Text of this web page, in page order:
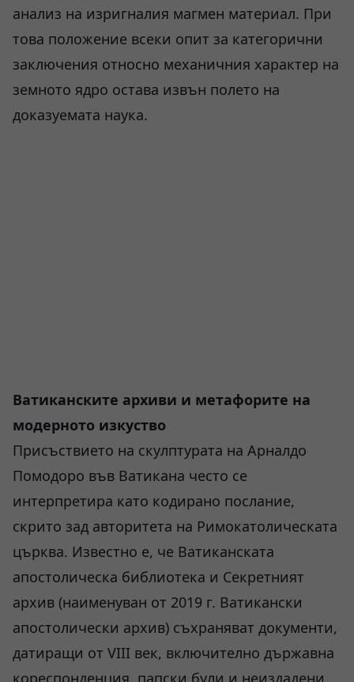
анализ на изригналия магмен материал. При
това положение всеки опит за категорични
заключения относно механичния характер на
земното ядро остава извън полето на
доказуемата наука.
Ватиканските архиви и метафорите на
модерното изкуство
Присъствието на скулптурата на Арналдо
Помодоро във Ватикана често се
интерпретира като кодирано послание,
скрито зад авторитета на Римокатолическата
църква. Известно е, че Ватиканската
апостолическа библиотека и Секретният
архив (наименуван от 2019 г. Ватикански
апостолически архив) съхраняват документи,
датиращи от VIII век, включително държавна
кореспонденция, папски були и неиздадени